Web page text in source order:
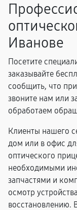
Иванове
Посетите
заказывайте
сообщить, что
звоните нам или
обработаем
Клиенты нашего
дом или в офис
оптического
необходимыми
запчастями и
осмотр
восстановлению.